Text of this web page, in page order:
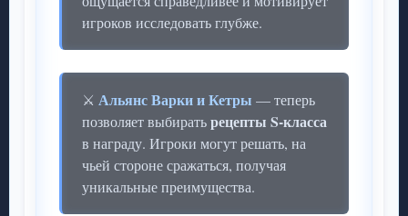
игроков исследовать глубже.
⚔️ Альянс Варки и Кетры — теперь
позволяет выбиратьрецепты S-класса
в награду. Игроки могут решать, на
чьей стороне сражаться, получая
уникальные преимущества.